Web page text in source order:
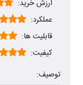
ارزش خرید:
عملکرد:
قابلیت ها:
کیفیت:
توصیف: